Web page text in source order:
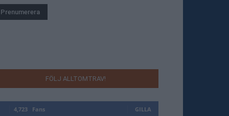
FÖLJ ALLTOMTRAV!
4,723 Fans GILLA